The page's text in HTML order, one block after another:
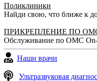
Больше бы таких
Профессионал своего
Юлия, 09.10.2019
Поликлиники
Найди свою, что ближе к
ПРИКРЕПЛЕНИЕ ПО
Обслуживание по ОМС
Наши врачи
Ультразвуковая